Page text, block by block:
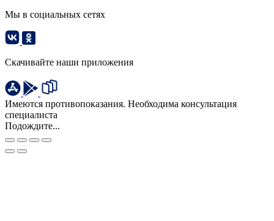
Мы в социальных сетях
Скачивайте наши приложения
Имеются противопоказания. Необходима консультация
специалиста
Подождите...